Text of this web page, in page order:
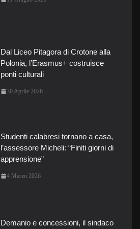
Dal Liceo Pitagora di Crotone alla
Polonia, l’Erasmus+ costruisce
ponti culturali
30 Aprile 2026
Studenti calabresi tornano a casa,
l’assessore Micheli: “Finiti giorni di
apprensione”
4 Marzo 2026
Demanio e concessioni, il sindaco